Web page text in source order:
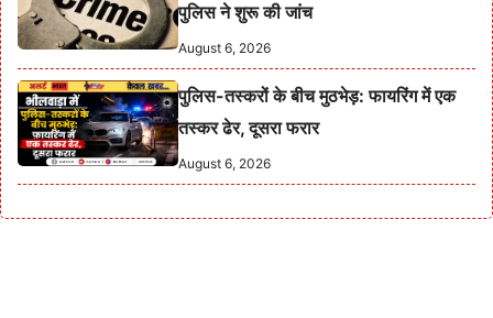
पुलिस ने शुरू की जांच
August 6, 2026
पुलिस-तस्करों के बीच मुठभेड़: फायरिंग में एक
तस्कर ढेर, दूसरा फरार
August 6, 2026